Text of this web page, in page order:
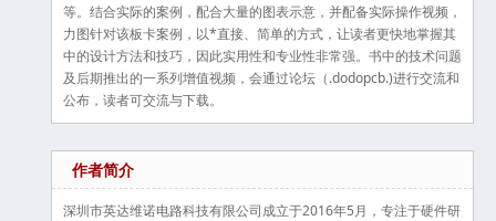
等。结合实际的案例，配合大量的图表示意，并配备实际操作视频，
力图针对该板卡案例，以*直接、简单的方式，让读者更快地掌握其
中的设计方法和技巧，因此实用性和专业性非常强。书中的技术问题
及后期推出的一系列增值视频，会通过论坛（.dodopcb.)进行交流和
公布，读者可交流与下载。
作者简介
深圳市英达维诺电路科技有限公司成立于2016年5月，专注于硬件研